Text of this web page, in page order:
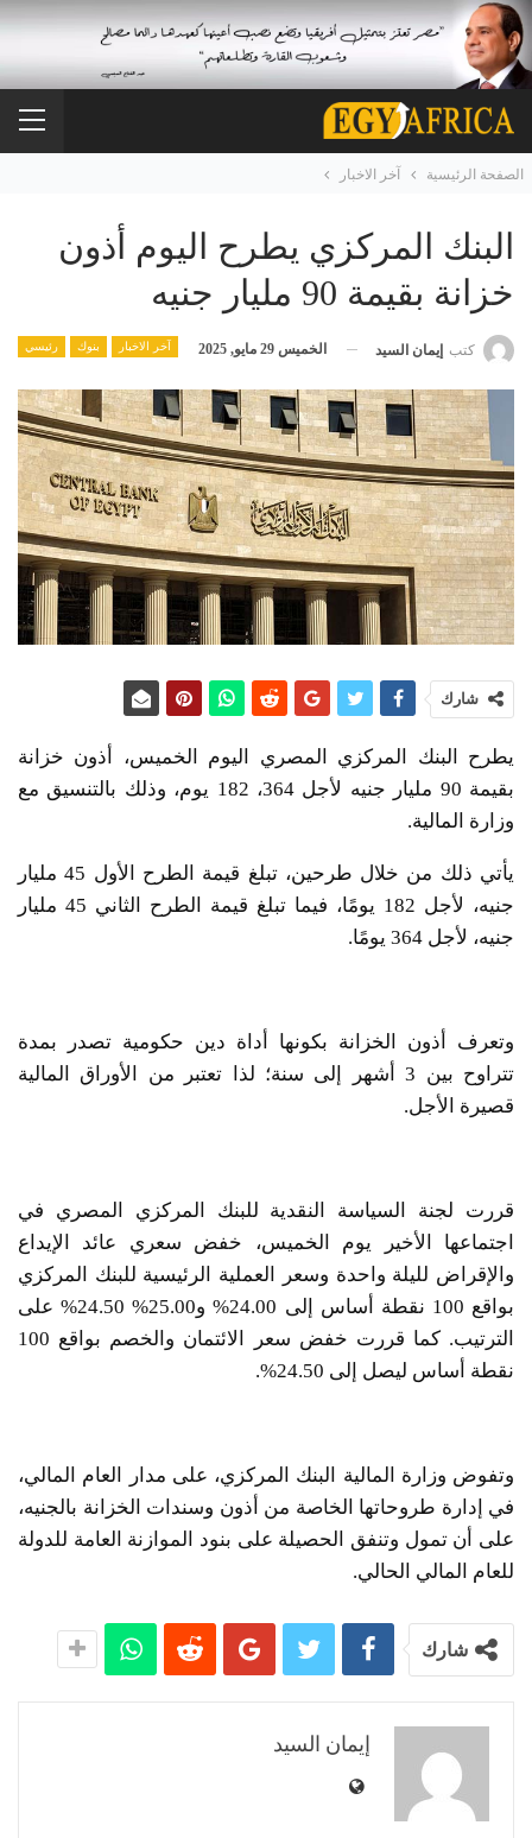
الصفحة الرئيسية آخر الاخبار
البنك المركزي يطرح اليوم أذون
خزانة بقيمة 90 مليار جنيه
آخر الاخبار بنوك رئيسي كتب إيمان السيد الخميس 29 مايو, 2025
شارك
يطرح البنك المركزي المصري اليوم الخميس، أذون خزانة
بقيمة 90 مليار جنيه لأجل 364، 182 يوم، وذلك بالتنسيق مع
وزارة المالية.
يأتي ذلك من خلال طرحين، تبلغ قيمة الطرح الأول 45 مليار
جنيه، لأجل 182 يومًا، فيما تبلغ قيمة الطرح الثاني 45 مليار
جنيه، لأجل 364 يومًا.
وتعرف أذون الخزانة بكونها أداة دين حكومية تصدر بمدة
تتراوح بين 3 أشهر إلى سنة؛ لذا تعتبر من الأوراق المالية
قصيرة الأجل.
قررت لجنة السياسة النقدية للبنك المركزي المصري في
اجتماعها الأخير يوم الخميس، خفض سعري عائد الإيداع
والإقراض لليلة واحدة وسعر العملية الرئيسية للبنك المركزي
بواقع 100 نقطة أساس إلى 24.00% و25.00% 24.50% على
الترتيب. كما قررت خفض سعر الائتمان والخصم بواقع 100
نقطة أساس ليصل إلى 24.50%.
وتفوض وزارة المالية البنك المركزي، على مدار العام المالي،
في إدارة طروحاتها الخاصة من أذون وسندات الخزانة بالجنيه،
على أن تمول وتنفق الحصيلة على بنود الموازنة العامة للدولة
للعام المالي الحالي.
شارك
إيمان السيد